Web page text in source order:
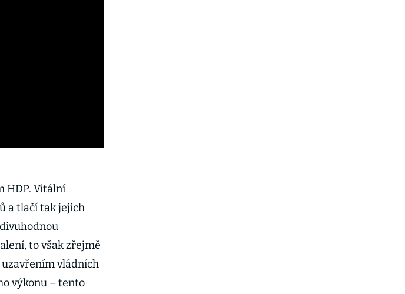
HDP. Vitální
a tlačí tak jejich
to však zřejmě
vládních
výkonu – tento